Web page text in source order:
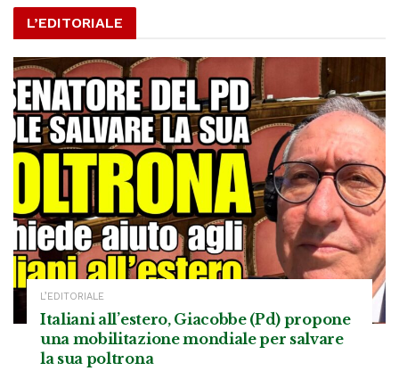
L’EDITORIALE
L’EDITORIALE
Italiani all’estero, Giacobbe (Pd) propone
una mobilitazione mondiale per salvare
la sua poltrona